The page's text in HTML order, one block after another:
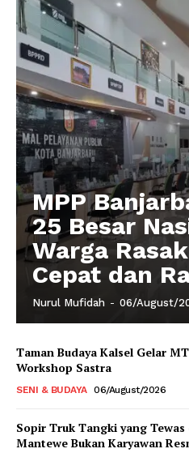
MPP
25 Besar
Warga
Cepat dan
Nurul Mufidah - 06/August/
Taman Budaya Kalsel Gelar
Workshop Sastra
SENI & BUDAYA 06/August/2026
Sopir Truk Tangki yang
Mantewe Bukan Karyawan